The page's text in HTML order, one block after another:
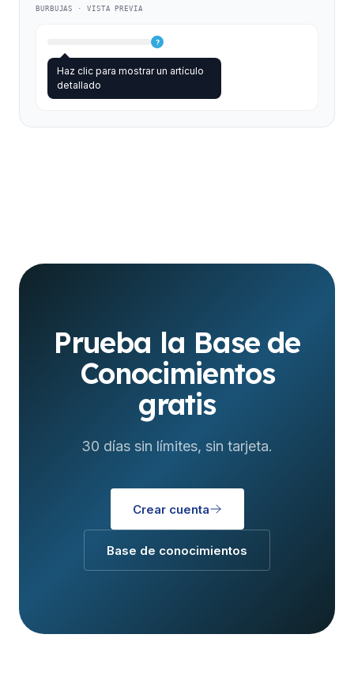
BURBUJAS · VISTA PREVIA
?
Haz clic para mostrar un artículo
detallado
Prueba la Base de
Conocimientos
gratis
30 días sin límites, sin tarjeta.
Crear cuenta
Base de conocimientos